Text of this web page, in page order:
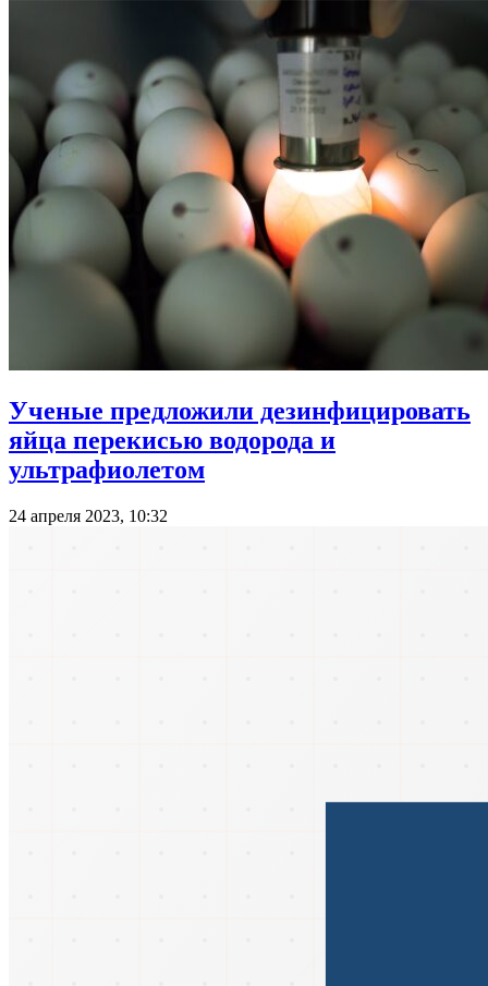
Ученые предложили дезинфицировать
яйца перекисью водорода и
ультрафиолетом
24 апреля 2023, 10:32